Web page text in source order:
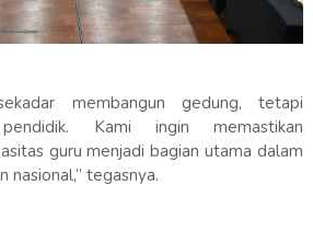
membangun gedung, tetapi
Kami ingin memastikan
guru menjadi bagian utama dalam
nasional,” tegasnya.